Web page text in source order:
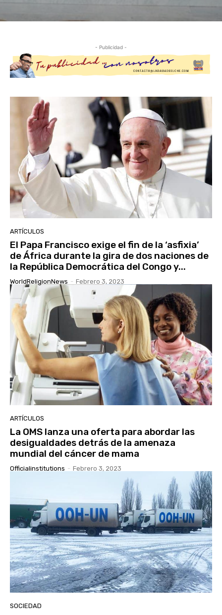
- Publicidad -
ARTÍCULOS
El Papa Francisco exige el fin de la ‘asfixia’
de África durante la gira de dos naciones de
la República Democrática del Congo y...
WorldReligionNews - Febrero 3, 2023
ARTÍCULOS
La OMS lanza una oferta para abordar las
desigualdades detrás de la amenaza
mundial del cáncer de mama
Officialinstitutions - Febrero 3, 2023
SOCIEDAD